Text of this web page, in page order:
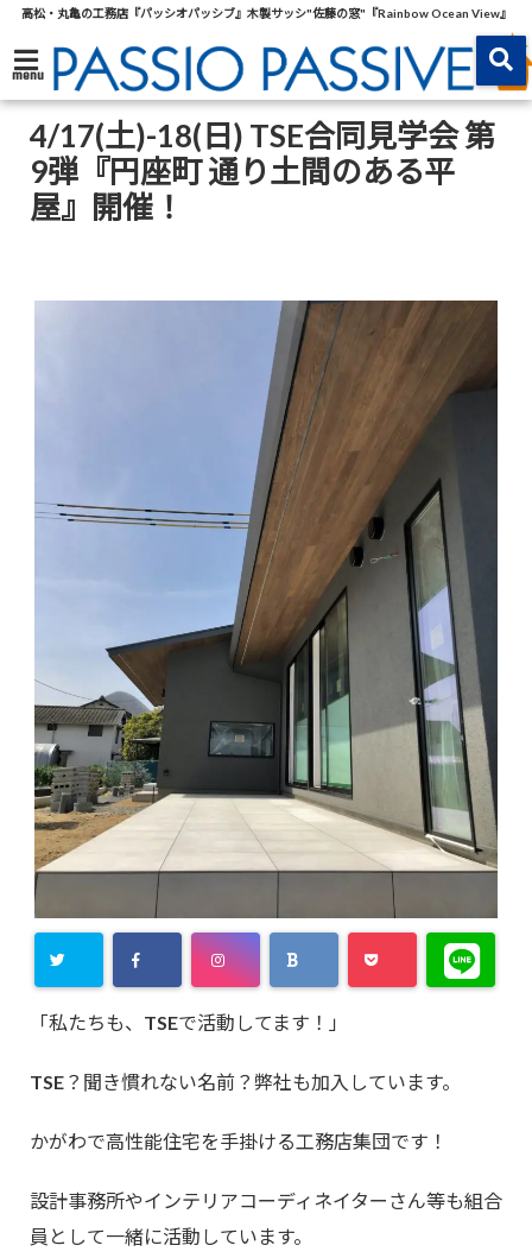
高松・丸亀の工務店『パッシオパッシブ』木製サッシ"佐藤の窓"『Rainbow Ocean View』
menu
4/17(土)-18(日) TSE合同見学会 第
9弾『円座町 通り土間のある平
屋』開催！
「私たちも、TSEで活動してます！」
TSE？聞き慣れない名前？弊社も加入しています。
かがわで高性能住宅を手掛ける工務店集団です！
設計事務所やインテリアコーディネイターさん等も組合
員として一緒に活動しています。